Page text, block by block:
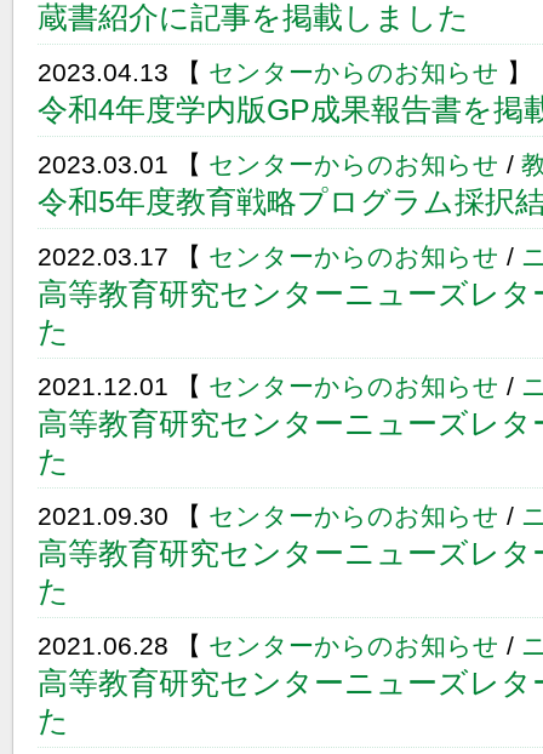
蔵書紹介に記事を掲載しました
2023.04.13 【 センターからのお知らせ 】
令和4年度学内版GP成果報告書を掲
2023.03.01 【 センターからのお知らせ /
令和5年度教育戦略プログラム採択
2022.03.17 【 センターからのお知らせ /
高等教育研究センターニューズレ
た
2021.12.01 【 センターからのお知らせ /
高等教育研究センターニューズレ
た
2021.09.30 【 センターからのお知らせ /
高等教育研究センターニューズレ
た
2021.06.28 【 センターからのお知らせ /
高等教育研究センターニューズレ
た